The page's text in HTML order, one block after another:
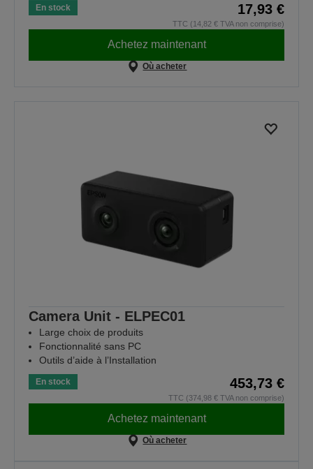
En stock 17,93 €
TTC (14,82 € TVA non comprise)
Achetez maintenant
Où acheter
Camera Unit - ELPEC01
Large choix de produits
Fonctionnalité sans PC
Outils d’aide à l’Installation
En stock 453,73 €
TTC (374,98 € TVA non comprise)
Achetez maintenant
Où acheter